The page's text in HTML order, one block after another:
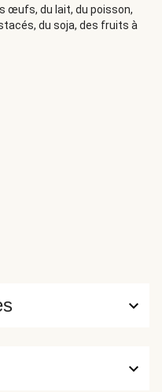
XIV, qui un jour lui fit
et réclama que l'on
!
œufs, du lait, du poisson,
du soja, des fruits à